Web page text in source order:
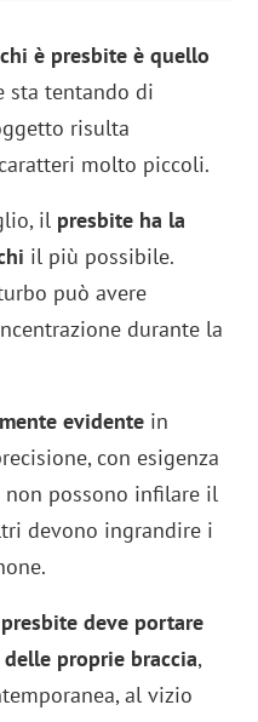
è presbite è quello
sta tentando di
risulta
molto piccoli.
il presbite ha la
il più possibile.
può avere
durante la
evidente in
con esigenza
possono infilare il
devono ingrandire i
presbite deve portare
proprie braccia,
al vizio